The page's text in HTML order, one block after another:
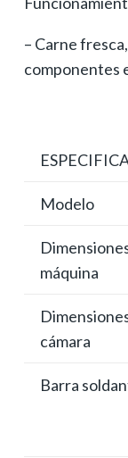
– Carne
componentes
Modelo
máquina
cámara
Barra